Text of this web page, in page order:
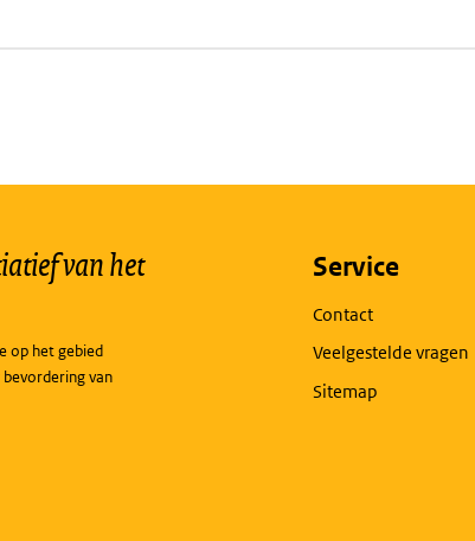
van het
op het gebied
van
Service
Contact
Veelgestelde vragen
Sitemap